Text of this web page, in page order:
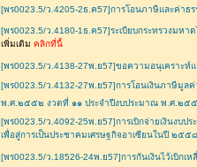
[พร0023.5/ว.4205-2ธ.ค57]การโอนภาษีและค่า
[พร0023.5/ว.4180-1ธ.ค57]ระเบียบกระทรวงมห
เพิ่มเติม คลิกที่นี้
[พร0023.5/ว.4138-27พ.ย57]ขอความอนุเคราะห์
[พร0023.5/ว.4132-27พ.ย57]การโอนเงินภาษีมู
พ.ศ.๒๕๕๒ งวดที่ ๑๑ ประจำปีงบประมาณ พ.ศ.๒๕
[พร0023.5/ว.4092-25พ.ย57]การเบิกจ่ายเงินงบ
เพื่อสู่การเป็นประชาคมเศรษฐกิจอาเซียนในปี ๒๕๕๘
[พร0023.5/ว.18526-24พ.ย57]การกันเงินไว้เบิ